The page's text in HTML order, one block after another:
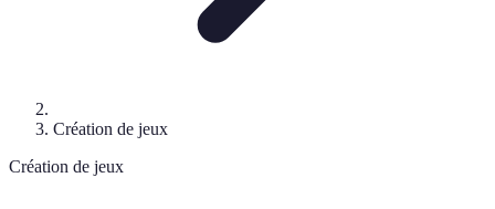
Création de jeux
Création de jeux